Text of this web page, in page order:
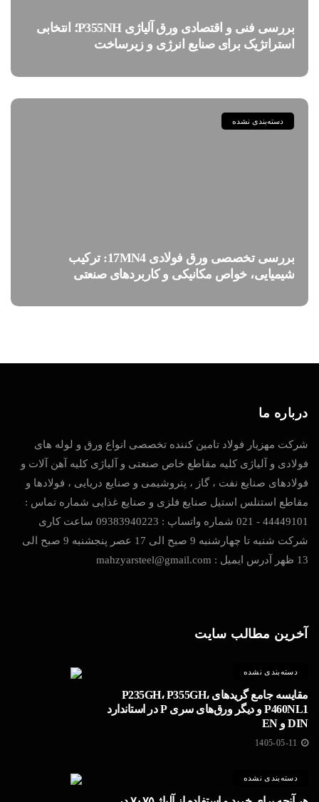
بررسی فنی و اقتصادی ورق آلیاژی P355NH؛ انتخابی
استراتژیک برای صنایع انرژی و زیرساخت
دسته‌بندی نشده
بررسی تخصصی ورق فولادی 17MN4: ترکیب
شیمیایی، خواص مکانیکی و کاربردهای صنعتی
درباره ما
شرکت مهزیار فولاد تامین کننده تخصصی انواع ورق و لوله های
فولادی و آلیاژی کلیه مقاطع خاص صنعتی و آلیاژی کلیه آهن آلات و
فولادهای صنایع نفت ، گاز ، پتروشیمی و صنایع دریایی ، فولادها و
مقاطع استنلس استیل صنایع فلزی و صنایع غذایی شماره تماس :
44449101 - 021 شماره واتساپ : 09383940223 ساعت کاری
شرکت شنبه تا چهارشنبه 9 صبح الی 17 عصر پنجشنبه 9 صبح الی
13 ظهر آدرس ایمیل : mahzyarsteel@gmail.com
آخرین مطالب سایت
دسته‌بندی نشده
مقایسه جامع گریدهای P235GH، P355GH،
P460NL1 و دیگر ورق‌های سری P در استاندارد
DIN و EN
1405-05-11
دسته‌بندی نشده